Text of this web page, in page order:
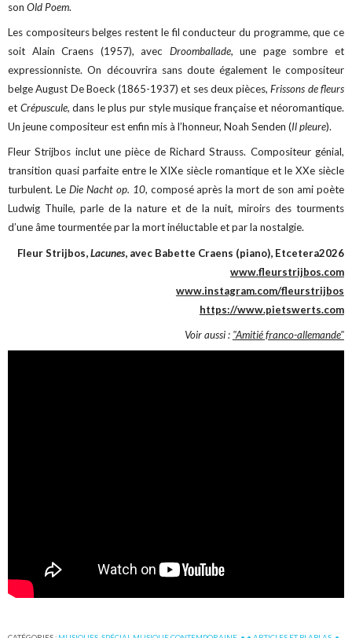
sonOld Poem.
Les compositeurs belges restent le fil conducteur du programme, que ce
soit Alain Craens (1957), avec Droomballade, une page sombre et
expressionniste. On découvrira sans doute également le compositeur
belge August De Boeck (1865-1937) et ses deux pièces,Frissons de fleurs
et Crépuscule, dans le plus pur style musique française et néoromantique.
Un jeune compositeur est enfin mis à l’honneur, Noah Senden (Il pleure).
Fleur Strijbos inclut une pièce de Richard Strauss. Compositeur génial,
transition quasi parfaite entre le XIXe siècle romantique et le XXe siècle
turbulent. Le Die Nacht op. 10, composé après la mort de son ami poète
Ludwig Thuile, parle de la nature et de la nuit, miroirs des tourments
d’une âme tourmentée par la mort inéluctable et par la nostalgie.
Fleur Strijbos,Lacunes, avec Babette Craens (piano), Etcetera2026
www.fleurstrijbos.com
www.instagram.com/fleurstrijbos
https://www.pietswerts.com
Voir aussi : "Amitié franco-allemande"